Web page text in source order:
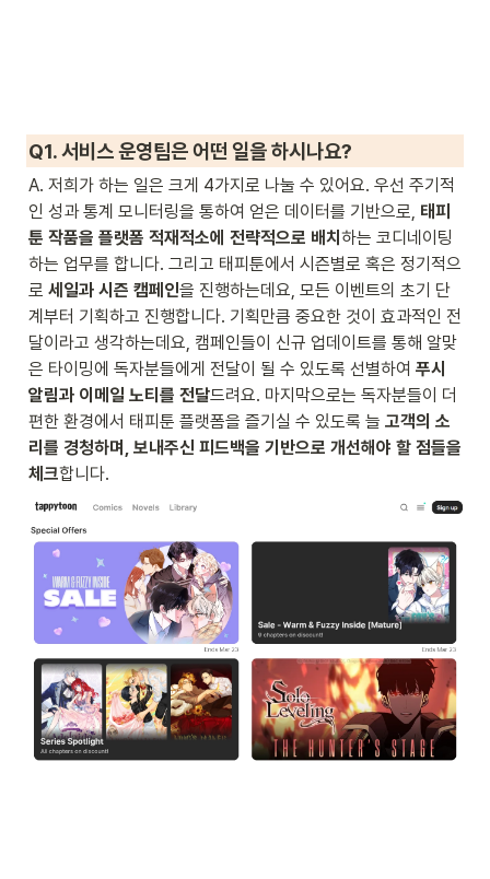
Q1. 서비스 운영팀은 어떤 일을 하시나요?
A. 저희가 하는 일은 크게 4가지로 나눌 수 있어요. 우선 주기적
인 성과 통계 모니터링을 통하여 얻은 데이터를 기반으로, 태피
툰 작품을 플랫폼 적재적소에 전략적으로 배치 하는 코디네이팅
하는 업무를 합니다. 그리고 태피툰에서 시즌별로 혹은 정기적으
로 세일과 시즌 캠페인을 진행하는데요, 모든 이벤트의 초기 단
계부터 기획하고 진행합니다. 기획만큼 중요한 것이 효과적인 전
달이라고 생각하는데요, 캠페인들이 신규 업데이트를 통해 알맞
은 타이밍에 독자분들에게 전달이 될 수 있도록 선별하여 푸시
알림과 이메일 노티를 전달드려요. 마지막으로는 독자분들이 더
편한 환경에서 태피툰 플랫폼을 즐기실 수 있도록 늘 고객의 소
리를 경청하며, 보내주신 피드백을 기반으로 개선해야 할 점들을
체크합니다.